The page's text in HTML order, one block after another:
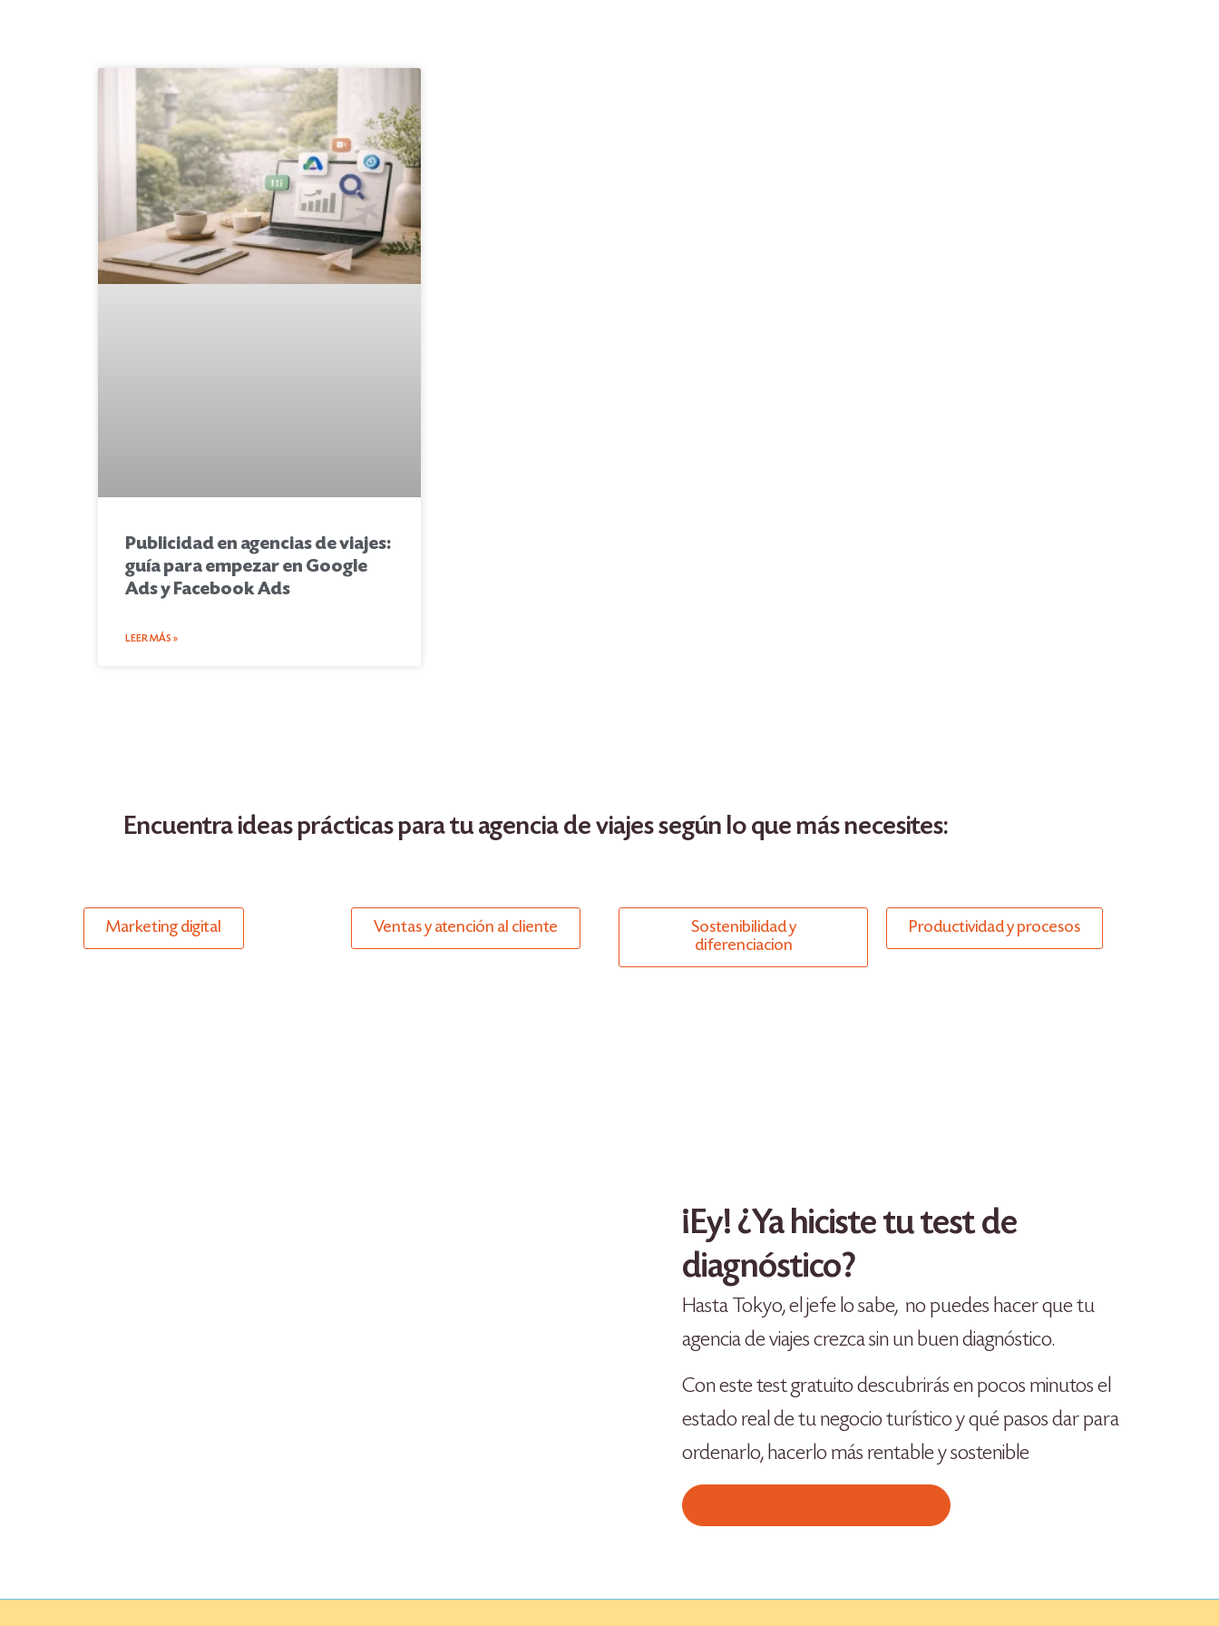
Publicidad en agencias de viajes:
guía para empezar en Google
Ads y Facebook Ads
LEER MÁS »
Encuentra ideas prácticas para tu agencia de viajes según lo que más necesites:
Marketing digital Ventas y atención al cliente
Sostenibilidad y
diferenciacion
Productividad y procesos
¡Ey! ¿Ya hiciste tu test de
diagnóstico?
Hasta Tokyo, el jefe lo sabe, no puedes hacer que tu
agencia de viajes crezca sin un buen diagnóstico.
Con este test gratuito descubrirás en pocos minutos el
estado real de tu negocio turístico y qué pasos dar para
ordenarlo, hacerlo más rentable y sostenible